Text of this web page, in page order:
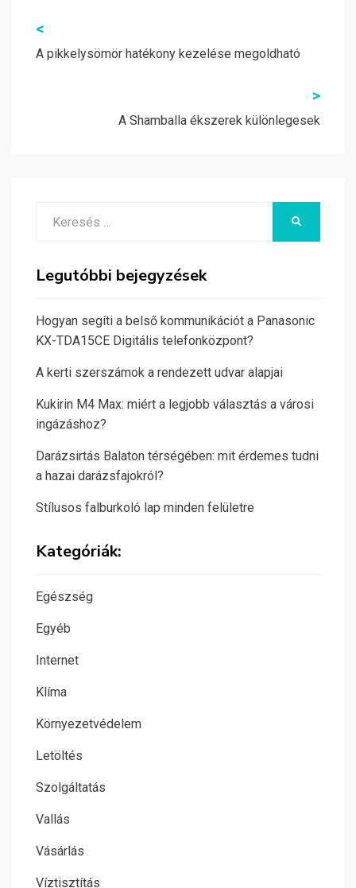
Bejegyzés
navigáció
<
A pikkelysömör hatékony kezelése megoldható
>
A Shamballa ékszerek különlegesek
Legutóbbi bejegyzések
Hogyan segíti a belső kommunikációt a Panasonic
KX-TDA15CE Digitális telefonközpont?
A kerti szerszámok a rendezett udvar alapjai
Kukirin M4 Max: miért a legjobb választás a városi
ingázáshoz?
Darázsirtás Balaton térségében: mit érdemes tudni
a hazai darázsfajokról?
Stílusos falburkoló lap minden felületre
Kategóriák:
Egészség
Egyéb
Internet
Klíma
Környezetvédelem
Letöltés
Szolgáltatás
Vallás
Vásárlás
Víztisztítás